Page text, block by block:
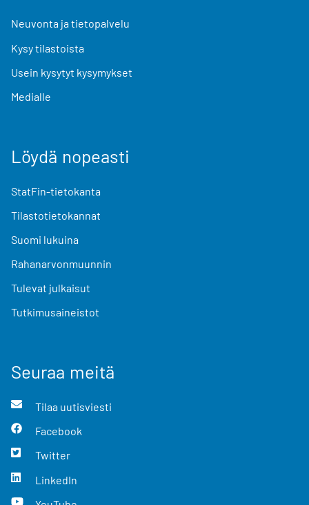
Neuvonta ja tietopalvelu
Kysy tilastoista
Usein kysytyt kysymykset
Medialle
Löydä nopeasti
StatFin-tietokanta
Tilastotietokannat
Suomi lukuina
Rahanarvonmuunnin
Tulevat julkaisut
Tutkimusaineistot
Seuraa meitä
Tilaa uutisviesti
Facebook
Twitter
LinkedIn